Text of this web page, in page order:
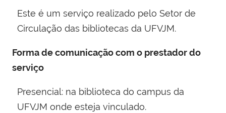
Este é um serviço realizado pelo Setor de
Circulação das bibliotecas da UFVJM.
Forma de comunicação com o prestador do
serviço
Presencial: na biblioteca do campus da
UFVJM onde esteja vinculado.